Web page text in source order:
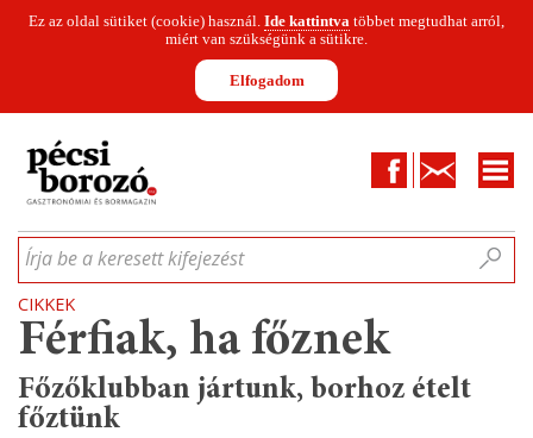
Ez az oldal sütiket (cookie) használ. Ide kattintva többet megtudhat arról,
miért van szükségünk a sütikre.
Elfogadom
FacebookKapcsolat
CIKKEKHÍREKINFOGRAFIKÁKMUNKATÁRSAKWINESOFA
Írja be a keresett kifejezést
CIKKEK
Férfiak, ha főznek
Főzőklubban jártunk, borhoz ételt
főztünk